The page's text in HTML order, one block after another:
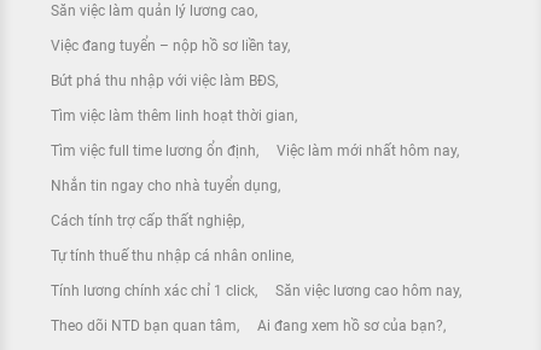
Săn việc làm quản lý lương cao
Việc đang tuyển – nộp hồ sơ liền tay
Bứt phá thu nhập với việc làm BĐS
Tìm việc làm thêm linh hoạt thời gian
Tìm việc full time lương ổn định Việc làm mới nhất hôm nay
Nhắn tin ngay cho nhà tuyển dụng
Cách tính trợ cấp thất nghiệp
Tự tính thuế thu nhập cá nhân online
Tính lương chính xác chỉ 1 click Săn việc lương cao hôm nay
Theo dõi NTD bạn quan tâm Ai đang xem hồ sơ của bạn?